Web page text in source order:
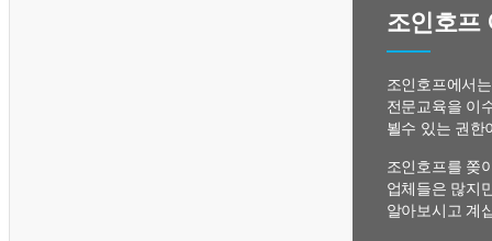
조인호프
조인호프에서
전문교육을 이
뵐수 있는 권한
조인호프를 쫒
업체들은 많지
알아보시고 계